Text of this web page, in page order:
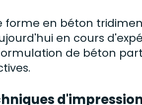
forme en béton
en cours
de béton